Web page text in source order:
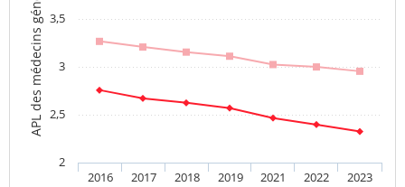
APL des médecins généralistes
2016 2017 2018 2019 2021 2022 2023
2
2,5
3
3,5